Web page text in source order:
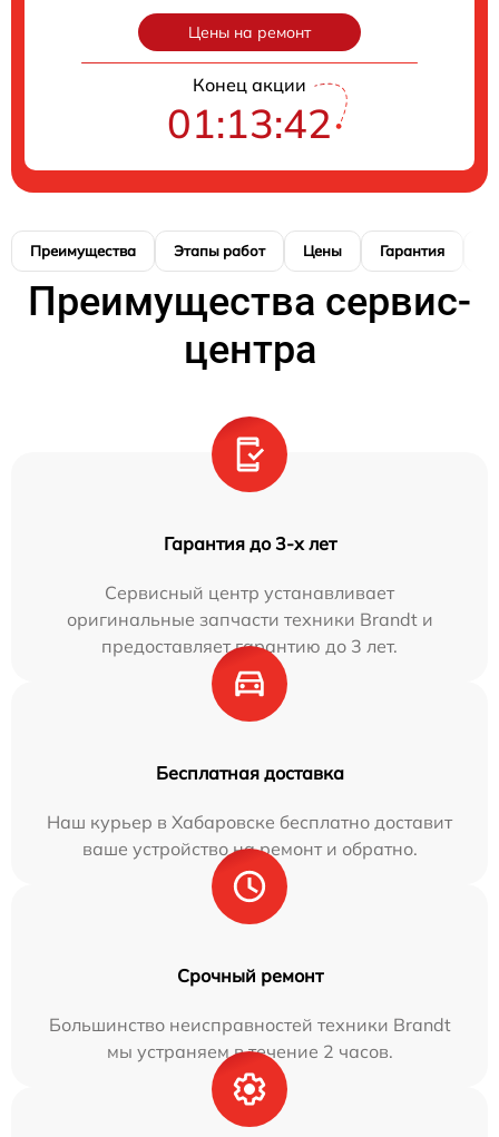
Цены на ремонт
Конец акции
01:13:41
Преимущества Этапы работ Цены Гарантия
Преимущества сервис-
центра
Гарантия до 3-х лет
Сервисный центр устанавливает
оригинальные запчасти техники Brandt и
предоставляет гарантию до 3 лет.
Бесплатная доставка
Наш курьер в Хабаровске бесплатно доставит
ваше устройство на ремонт и обратно.
Срочный ремонт
Большинство неисправностей техники Brandt
мы устраняем в течение 2 часов.